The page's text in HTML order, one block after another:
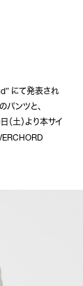
にて発表され
ンツと、
土）より本サイ